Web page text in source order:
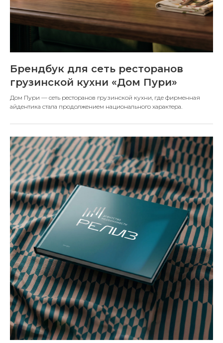
Брендбук для сеть ресторанов
грузинской кухни «Дом Пури»
Дом Пури — сеть ресторанов грузинской кухни, где фирменная
айдентика стала продолжением национального характера.